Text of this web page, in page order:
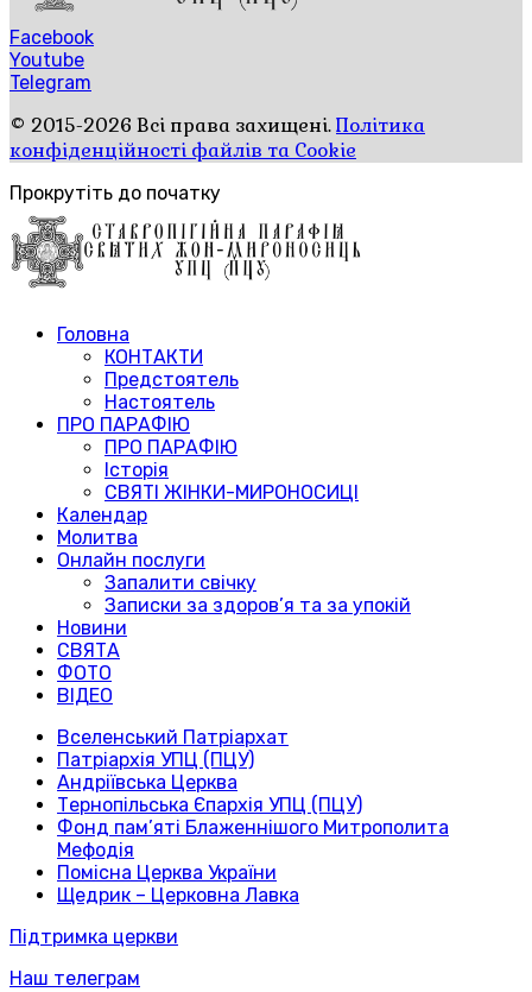
Facebook
Youtube
Telegram
© 2015-2026 Всі права захищені.Політика
конфіденційності файлів та Cookie
Прокрутіть до початку
Головна
КОНТАКТИ
Предстоятель
Настоятель
ПРО ПАРАФІЮ
ПРО ПАРАФІЮ
Історія
СВЯТІ ЖІНКИ-МИРОНОСИЦІ
Календар
Молитва
Онлайн послуги
Запалити свічку
Записки за здоров’я та за упокій
Новини
СВЯТА
ФОТО
ВІДЕО
Вселенський Патріархат
Патріархія УПЦ (ПЦУ)
Андріївська Церква
Тернопільська Єпархія УПЦ (ПЦУ)
Фонд пам’яті Блаженнішого Митрополита
Мефодія
Помісна Церква України
Щедрик – Церковна Лавка
Підтримка церкви
Наш телеграм